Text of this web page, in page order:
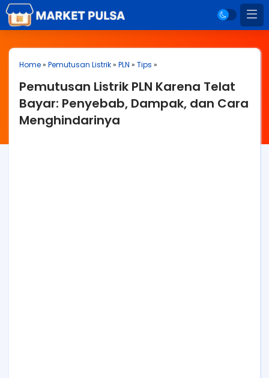
Home» Pemutusan Listrik» PLN » Tips »
Pemutusan Listrik PLN Karena Telat
Bayar: Penyebab, Dampak, dan Cara
Menghindarinya